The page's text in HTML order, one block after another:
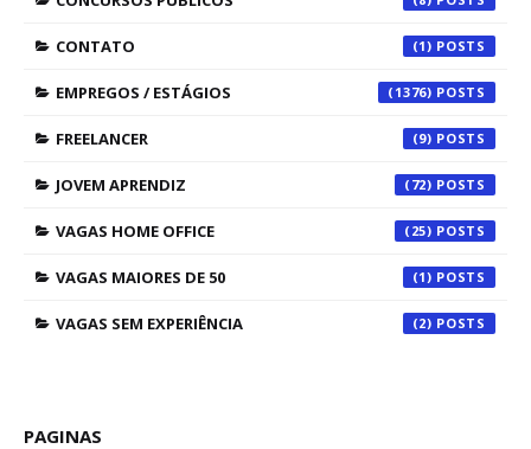
CONTATO (1)
EMPREGOS / ESTÁGIOS (1376)
FREELANCER (9)
JOVEM APRENDIZ (72)
VAGAS HOME OFFICE (25)
VAGAS MAIORES DE 50 (1)
VAGAS SEM EXPERIÊNCIA (2)
PAGINAS